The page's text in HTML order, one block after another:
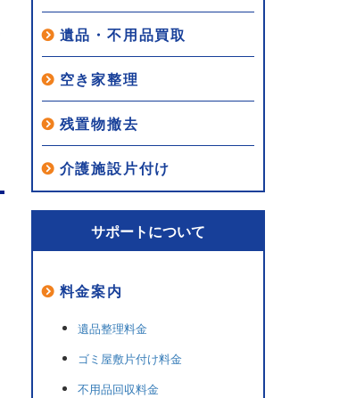
遺品・不用品買取
空き家整理
残置物撤去
介護施設片付け
サポートについて
料金案内
遺品整理料金
ゴミ屋敷片付け料金
不用品回収料金